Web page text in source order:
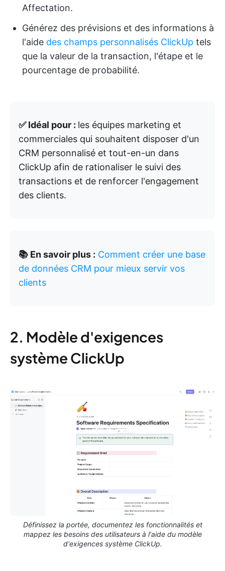
Affectation.
Générez des prévisions et des informations à
l'aide des champs personnalisés ClickUp tels
que la valeur de la transaction, l'étape et le
pourcentage de probabilité.
✅ Idéal pour : les équipes marketing et
commerciales qui souhaitent disposer d'un
CRM personnalisé et tout-en-un dans
ClickUp afin de rationaliser le suivi des
transactions et de renforcer l'engagement
des clients.
📚 En savoir plus : Comment créer une base
de données CRM pour mieux servir vos
clients
2. Modèle d'exigences
système ClickUp
Définissez la portée, documentez les fonctionnalités et
mappez les besoins des utilisateurs à l'aide du modèle
d'exigences système ClickUp.